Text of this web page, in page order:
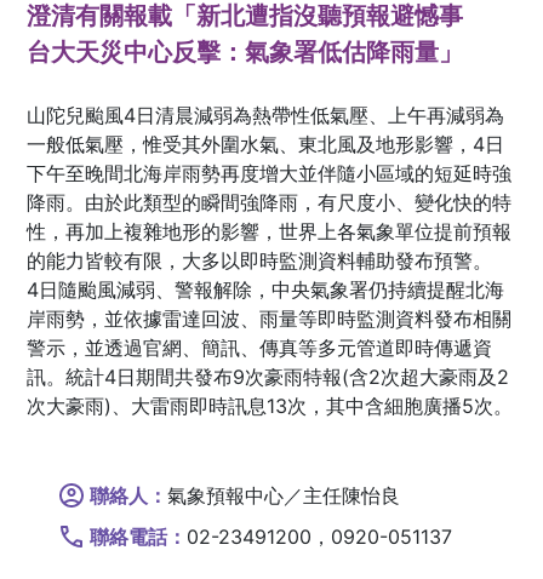
澄清有關報載「新北遭指沒聽預報避憾事
台大天災中心反擊：氣象署低估降雨量」
山陀兒颱風4日清晨減弱為熱帶性低氣壓、上午再減弱為
一般低氣壓，惟受其外圍水氣、東北風及地形影響，4日
下午至晚間北海岸雨勢再度增大並伴隨小區域的短延時強
降雨。由於此類型的瞬間強降雨，有尺度小、變化快的特
性，再加上複雜地形的影響，世界上各氣象單位提前預報
的能力皆較有限，大多以即時監測資料輔助發布預警。
4日隨颱風減弱、警報解除，中央氣象署仍持續提醒北海
岸雨勢，並依據雷達回波、雨量等即時監測資料發布相關
警示，並透過官網、簡訊、傳真等多元管道即時傳遞資
訊。統計4日期間共發布9次豪雨特報(含2次超大豪雨及2
次大豪雨)、大雷雨即時訊息13次，其中含細胞廣播5次。
聯絡人： 氣象預報中心／主任陳怡良
聯絡電話： 02-23491200，0920-051137